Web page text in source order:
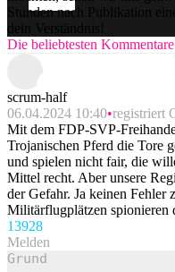
Stunden nach Publikation
dein Verständnis!
Die beliebtesten Kommentare
scrum-half
06.04.2024 10:40 registriert
Mit dem FDP-SVP-
Trojanischen Pferd die Tore
und spielen nicht fair, die
Mittel recht. Aber unsere
der Gefahr. Ja keinen Fehler
Militärflugplätzen spionieren
13928
Melden